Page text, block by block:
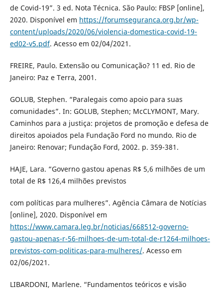
de Covid-19”. 3 ed. Nota Técnica. São Paulo: FBSP [online],
2020. Disponível em https://forumseguranca.org.br/wp-
content/uploads/2020/06/violencia-domestica-covid-19-
ed02-v5.pdf. Acesso em 02/04/2021.
FREIRE, Paulo. Extensão ou Comunicação? 11 ed. Rio de
Janeiro: Paz e Terra, 2001.
GOLUB, Stephen. “Paralegais como apoio para suas
comunidades”. In: GOLUB, Stephen; McCLYMONT, Mary.
Caminhos para a justiça: projetos de promoção e defesa de
direitos apoiados pela Fundação Ford no mundo. Rio de
Janeiro: Renovar; Fundação Ford, 2002. p. 359-381.
HAJE, Lara. “Governo gastou apenas R$ 5,6 milhões de um
total de R$ 126,4 milhões previstos
com políticas para mulheres”. Agência Câmara de Notícias
[online], 2020. Disponível em
https://www.camara.leg.br/noticias/668512-governo-
gastou-apenas-r-56-milhoes-de-um-total-de-r1264-milhoes-
previstos-com-politicas-para-mulheres/. Acesso em
02/06/2021.
LIBARDONI, Marlene. “Fundamentos teóricos e visão